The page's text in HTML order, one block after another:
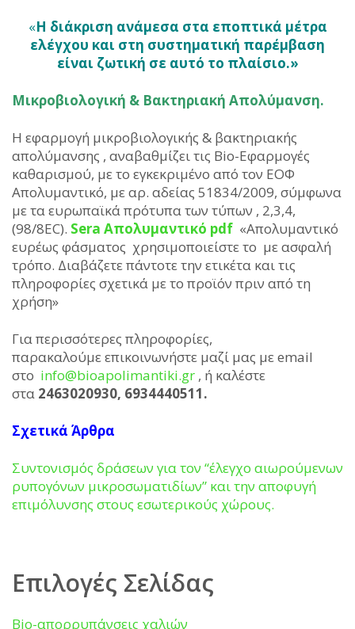
«Η διάκριση ανάμεσα στα εποπτικά μέτρα
ελέγχου και στη συστηματική παρέμβαση
είναι ζωτική σε αυτό το πλαίσιο.»
Μικροβιολογική & Βακτηριακή Απολύμανση.
Η εφαρμογή μικροβιολογικής & βακτηριακής
απολύμανσης , αναβαθμίζει τις Bio-Εφαρμογές
καθαρισμού, με το εγκεκριμένο από τον ΕΟΦ
Απολυμαντικό, με αρ. αδείας 51834/2009, σύμφωνα
με τα ευρωπαϊκά πρότυπα των τύπων , 2,3,4,
(98/8EC). Sera Απολυμαντικό pdf «Απολυμαντικό
ευρέως φάσματος χρησιμοποιείστε το με ασφαλή
τρόπο. Διαβάζετε πάντοτε την ετικέτα και τις
πληροφορίες σχετικά με το προϊόν πριν από τη
χρήση»
Για περισσότερες πληροφορίες,
παρακαλούμε επικοινωνήστε μαζί μας με email
στο info@bioapolimantiki.gr , ή καλέστε
στα 2463020930, 6934440511.
Σχετικά Άρθρα
Συντονισμός δράσεων για τον ‘‘έλεγχο αιωρούμενων
ρυπογόνων μικροσωματιδίων” και την αποφυγή
επιμόλυνσης στους εσωτερικούς χώρους.
Επιλογές Σελίδας
Bio-απορρυπάνσεις χαλιών